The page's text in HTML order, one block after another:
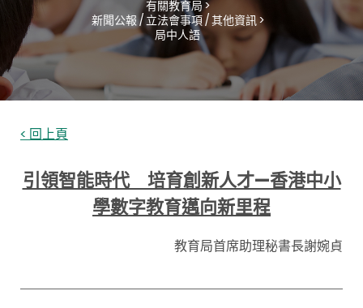
有關教育局 >
新聞公報 / 立法會事項 / 其他資訊 >
局中人語
< 回上頁
引領智能時代 培育創新人才—香港中小
學數字教育邁向新里程
教育局首席助理秘書長謝婉貞